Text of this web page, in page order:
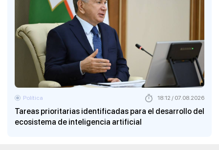
Tareas prioritarias identificadas para el desarrollo del
ecosistema de inteligencia artificial
Política 18:12 / 07.08.2026